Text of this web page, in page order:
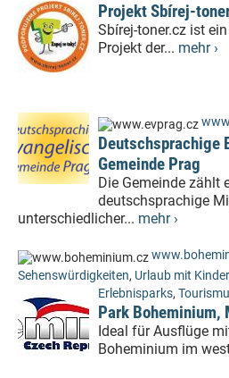
Projekt Sbírej-
Sbírej-toner.cz ist
Projekt der... mehr ›
Deutschsprachige
Gemeinde Prag
Die Gemeinde zählt
deutschsprachige
unterschiedlicher... mehr ›
Sehenswürdigkeiten, Urlaub mit
Erlebnisparks,
Park Boheminium,
Ideal für Ausflüge
Boheminium im